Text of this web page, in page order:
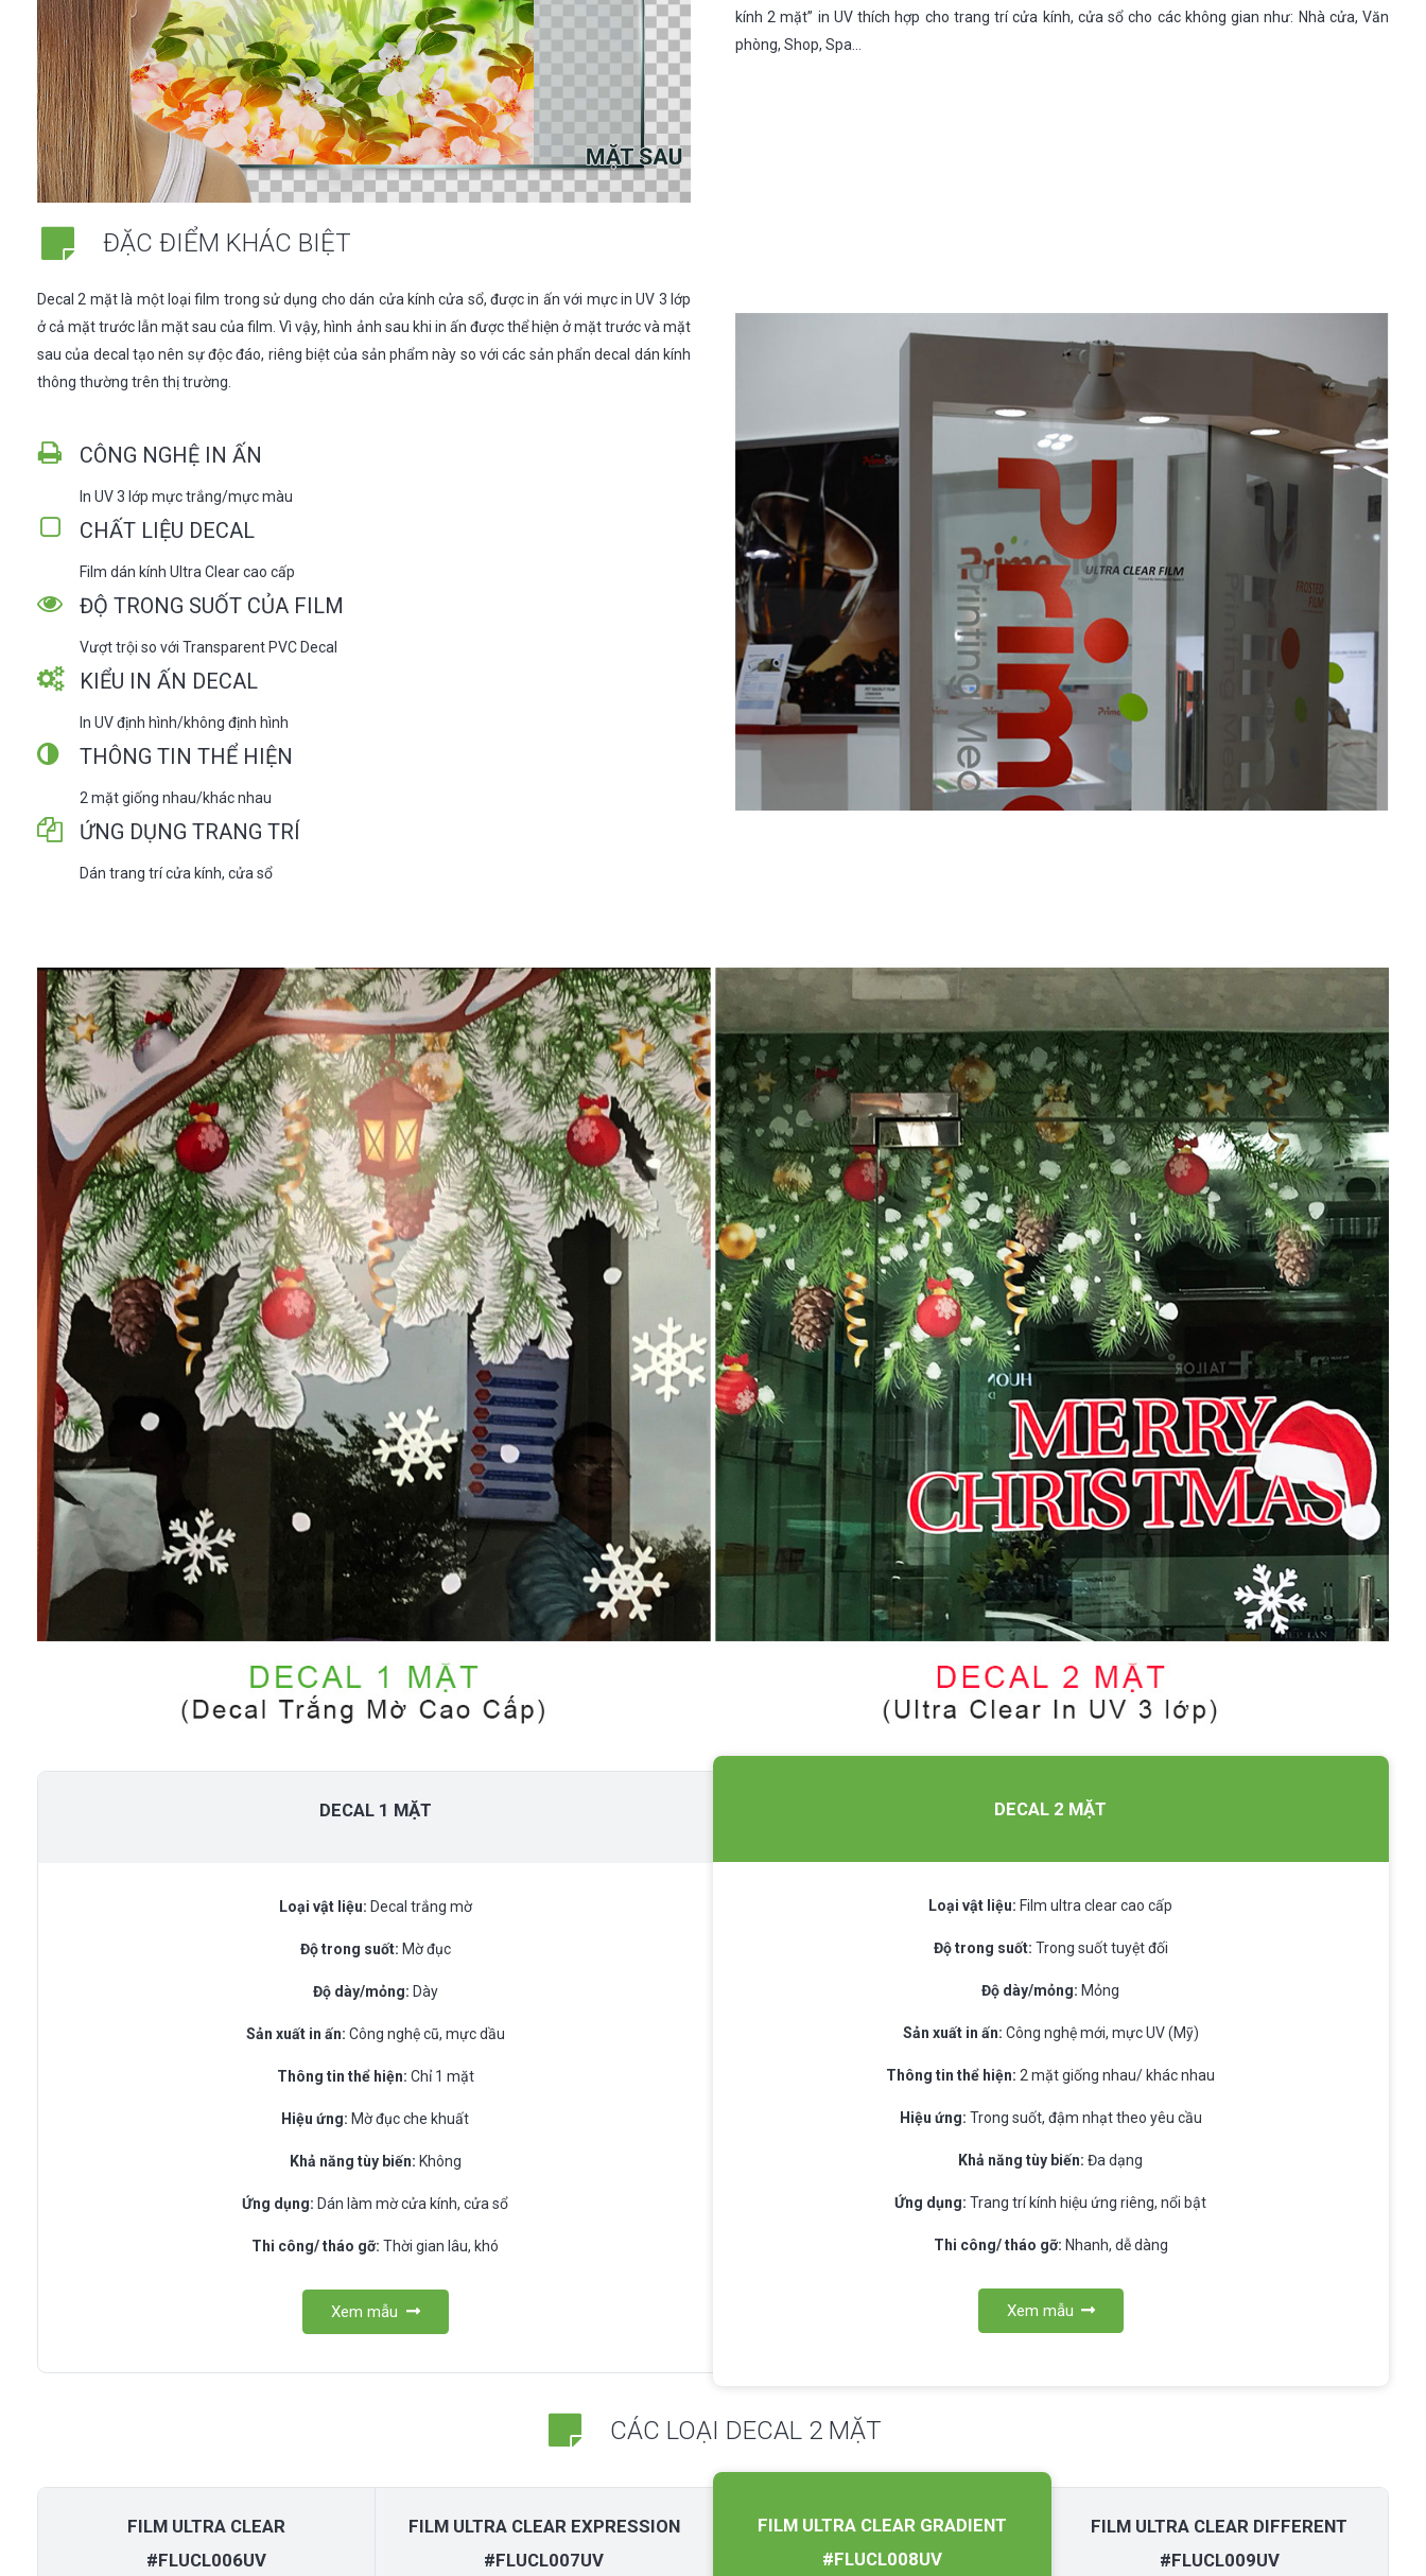
kính 2 mặt” in UV thích hợp cho trang trí cửa kính, cửa sổ cho các không gian như: Nhà cửa, Văn
phòng, Shop, Spa…
ĐẶC ĐIỂM KHÁC BIỆT
Decal 2 mặt là một loại film trong sử dụng cho dán cửa kính cửa sổ, được in ấn với mực in UV 3 lớp
ở cả mặt trước lẫn mặt sau của film. Vì vậy, hình ảnh sau khi in ấn được thể hiện ở mặt trước và mặt
sau của decal tạo nên sự độc đáo, riêng biệt của sản phẩm này so với các sản phẩn decal dán kính
thông thường trên thị trường.
CÔNG NGHỆ IN ẤN
In UV 3 lớp mực trắng/mực màu
CHẤT LIỆU DECAL
Film dán kính Ultra Clear cao cấp
ĐỘ TRONG SUỐT CỦA FILM
Vượt trội so với Transparent PVC Decal
KIỂU IN ẤN DECAL
In UV định hình/không định hình
THÔNG TIN THỂ HIỆN
2 mặt giống nhau/khác nhau
ỨNG DỤNG TRANG TRÍ
Dán trang trí cửa kính, cửa sổ
DECAL 1 MẶT
Loại vật liệu: Decal trắng mờ
Độ trong suốt: Mờ đục
Độ dày/mỏng: Dày
Sản xuất in ấn: Công nghệ cũ, mực dầu
Thông tin thể hiện: Chỉ 1 mặt
Hiệu ứng: Mờ đục che khuất
Khả năng tùy biến: Không
Ứng dụng: Dán làm mờ cửa kính, cửa sổ
Thi công/ tháo gỡ: Thời gian lâu, khó
Xem mẫu
DECAL 2 MẶT
Loại vật liệu: Film ultra clear cao cấp
Độ trong suốt: Trong suốt tuyệt đối
Độ dày/mỏng: Mỏng
Sản xuất in ấn: Công nghệ mới, mực UV (Mỹ)
Thông tin thể hiện: 2 mặt giống nhau/ khác nhau
Hiệu ứng: Trong suốt, đậm nhạt theo yêu cầu
Khả năng tùy biến: Đa dạng
Ứng dụng: Trang trí kính hiệu ứng riêng, nổi bật
Thi công/ tháo gỡ: Nhanh, dễ dàng
Xem mẫu
CÁC LOẠI DECAL 2 MẶT
FILM ULTRA CLEAR
#FLUCL006UV
FILM ULTRA CLEAR EXPRESSION
#FLUCL007UV
FILM ULTRA CLEAR GRADIENT
#FLUCL008UV
FILM ULTRA CLEAR DIFFERENT
#FLUCL009UV